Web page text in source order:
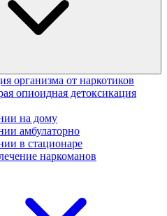
организма от наркотиков
опиоидная детоксикация
на дому
амбулаторно
в стационаре
наркоманов